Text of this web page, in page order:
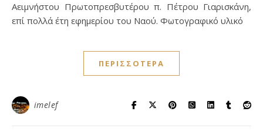
Αειμνήστου Πρωτοπρεσβυτέρου π. Πέτρου Γιαρισκάνη,
επί πολλά έτη εφημερίου του Ναού. Φωτογραφικό υλικό
ΠΕΡΙΣΣΌΤΕΡΑ
imelef